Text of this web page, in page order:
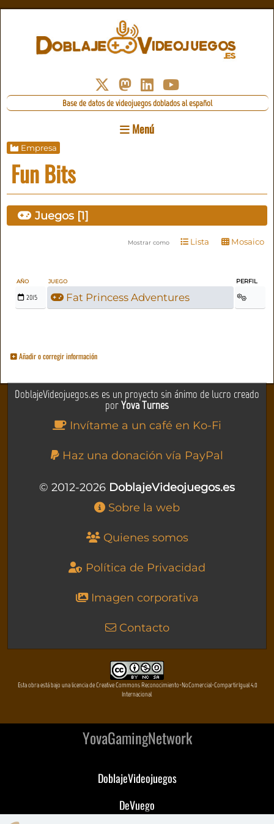
Base de datos de videojuegos doblados al español
Menú
Empresa
Fun Bits
Juegos [1]
Mostrar como Lista Mosaico
AÑO JUEGO PERFIL
2015 Fat Princess Adventures
Añadir o corregir información
DoblajeVideojuegos.es es un proyecto sin ánimo de lucro creado
porYova Turnes
Invítame a un café en Ko-Fi
Haz una donación vía PayPal
© 2012-2026 DoblajeVideojuegos.es
Sobre la web
Quienes somos
Política de Privacidad
Imagen corporativa
Contacto
Esta obra está bajo una licencia de Creative Commons Reconocimiento-NoComercial-CompartirIgual 4.0
Internacional
YovaGamingNetwork
DoblajeVideojuegos
DeVuego